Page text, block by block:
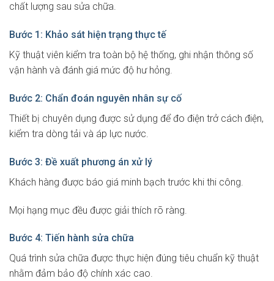
chất lượng sau sửa chữa.
Bước 1: Khảo sát hiện trạng thực tế
Kỹ thuật viên kiểm tra toàn bộ hệ thống, ghi nhận thông số
vận hành và đánh giá mức độ hư hỏng.
Bước 2: Chẩn đoán nguyên nhân sự cố
Thiết bị chuyên dụng được sử dụng để đo điện trở cách điện,
kiểm tra dòng tải và áp lực nước.
Bước 3: Đề xuất phương án xử lý
Khách hàng được báo giá minh bạch trước khi thi công.
Mọi hạng mục đều được giải thích rõ ràng.
Bước 4: Tiến hành sửa chữa
Quá trình sửa chữa được thực hiện đúng tiêu chuẩn kỹ thuật
nhằm đảm bảo độ chính xác cao.